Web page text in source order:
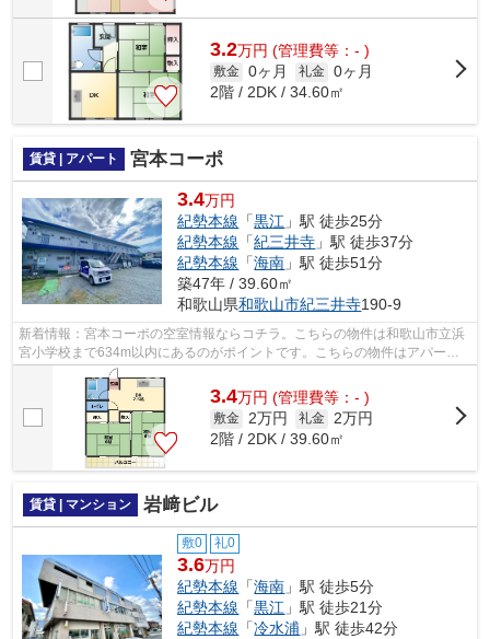
3.2万円 (管理費等：- )
敷金 0ヶ月 礼金 0ヶ月
2階 / 2DK / 34.60㎡
賃貸 | アパート 宮本コーポ
3.4万円
紀勢本線 「黒江 」駅 徒歩25分
紀勢本線 「紀三井寺 」駅 徒歩37分
紀勢本線 「海南 」駅 徒歩51分
築47年 / 39.60㎡
和歌山県和歌山市紀三井寺190-9
新着情報：宮本コーポの空室情報ならコチラ。こちらの物件は和歌山市立浜
宮小学校まで634m以内にあるのがポイントです。こちらの物件はアパート
です。和歌山市にある紀勢本線黒江周辺...
3.4万円 (管理費等：- )
敷金 2万円 礼金
2万円
2階 / 2DK / 39.60㎡
賃貸 | マンション 岩﨑ビル
敷0 礼0
3.6万円
紀勢本線 「海南 」駅 徒歩5分
紀勢本線 「黒江 」駅 徒歩21分
紀勢本線 「冷水浦 」駅 徒歩42分